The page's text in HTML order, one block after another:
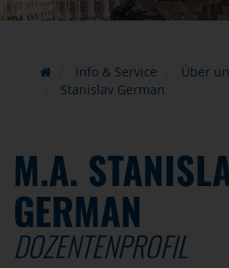
Info & Service Über
Stanislav German
M.A.
GERMAN
DOZENTENPROFIL